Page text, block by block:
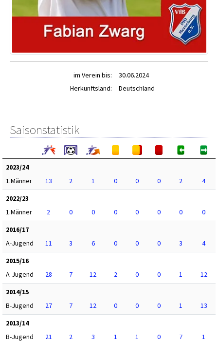
im Verein bis:
30.06.2024
Herkunftsland:
Deutschland
Saisonstatistik
2023/24
1.Männer
13 2 1 0 0 0 2
4
2022/23
1.Männer
2 0 0 0 0 0 0
0
2016/17
A-Jugend
11 3 6 0 0 0 3
4
2015/16
A-Jugend
28 7 12 2 0 0 1
12
2014/15
B-Jugend
27 7 12 0 0 0 1
13
2013/14
B-Jugend
21 2 3 1 1 0 7
1